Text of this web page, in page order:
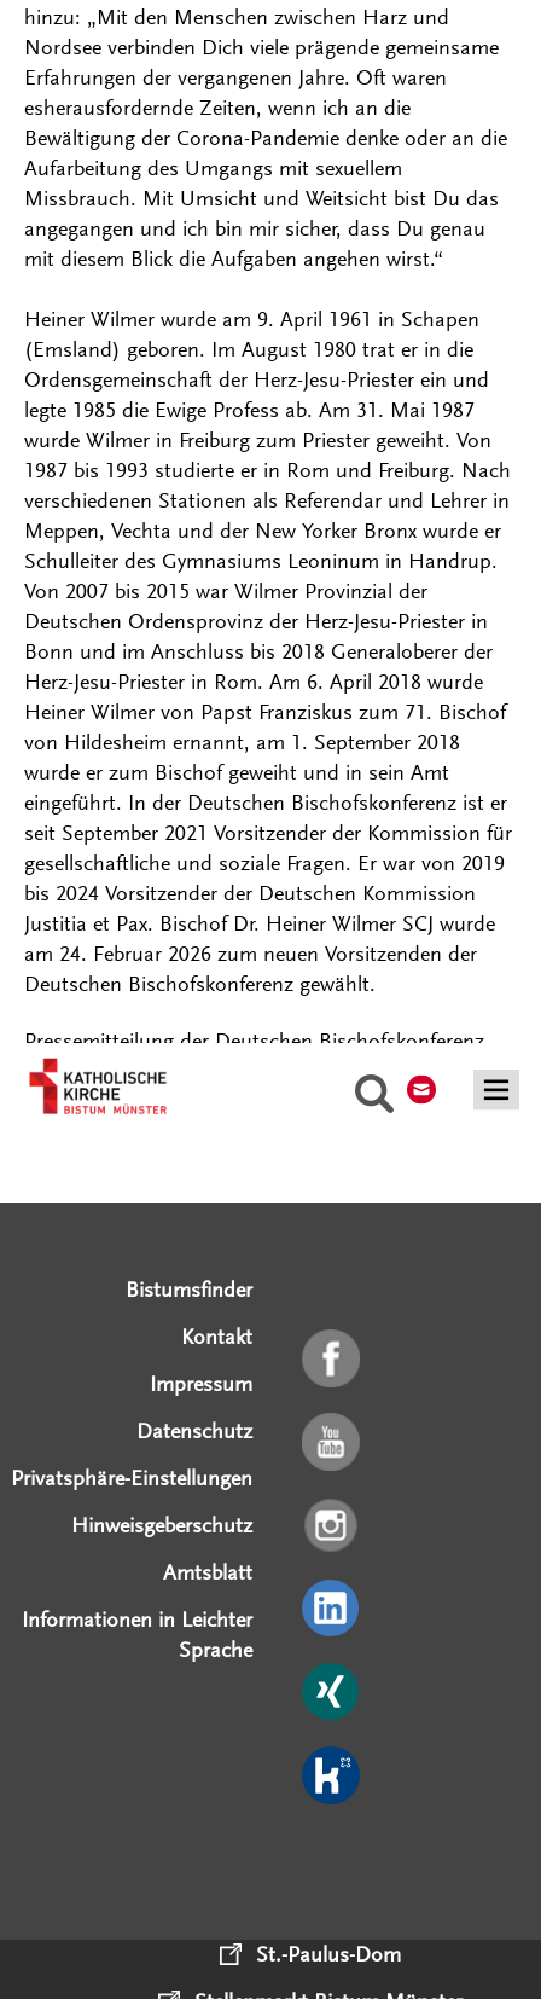
Suche
hinzu: „Mit den Menschen zwischen Harz und
Nordsee verbinden Dich viele prägende gemeinsame
Erfahrungen der vergangenen Jahre. Oft waren
esherausfordernde Zeiten, wenn ich an die
Bewältigung der Corona-Pandemie denke oder an die
Aufarbeitung des Umgangs mit sexuellem
Missbrauch. Mit Umsicht und Weitsicht bist Du das
angegangen und ich bin mir sicher, dass Du genau
mit diesem Blick die Aufgaben angehen wirst.“
Heiner Wilmer wurde am 9. April 1961 in Schapen
(Emsland) geboren. Im August 1980 trat er in die
Ordensgemeinschaft der Herz-Jesu-Priester ein und
legte 1985 die Ewige Profess ab. Am 31. Mai 1987
wurde Wilmer in Freiburg zum Priester geweiht. Von
1987 bis 1993 studierte er in Rom und Freiburg. Nach
verschiedenen Stationen als Referendar und Lehrer in
Meppen, Vechta und der New Yorker Bronx wurde er
Schulleiter des Gymnasiums Leoninum in Handrup.
Von 2007 bis 2015 war Wilmer Provinzial der
Deutschen Ordensprovinz der Herz-Jesu-Priester in
Bonn und im Anschluss bis 2018 Generaloberer der
Herz-Jesu-Priester in Rom. Am 6. April 2018 wurde
Heiner Wilmer von Papst Franziskus zum 71. Bischof
von Hildesheim ernannt, am 1. September 2018
wurde er zum Bischof geweiht und in sein Amt
eingeführt. In der Deutschen Bischofskonferenz ist er
seit September 2021 Vorsitzender der Kommission für
gesellschaftliche und soziale Fragen. Er war von 2019
bis 2024 Vorsitzender der Deutschen Kommission
Justitia et Pax. Bischof Dr. Heiner Wilmer SCJ wurde
am 24. Februar 2026 zum neuen Vorsitzenden der
Deutschen Bischofskonferenz gewählt.
Pressemitteilung der Deutschen Bischofskonferenz
Bistumsfinder
Kontakt
Impressum
Datenschutz
Privatsphäre-Einstellungen
Hinweisgeberschutz
Amtsblatt
Informationen in Leichter
Sprache
St.-Paulus-Dom